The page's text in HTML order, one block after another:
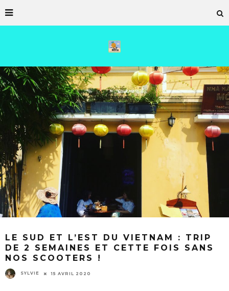
LE SUD ET L’EST DU VIETNAM : TRIP
DE 2 SEMAINES ET CETTE FOIS SANS
NOS SCOOTERS !
SYLVIE 15 AVRIL 2020